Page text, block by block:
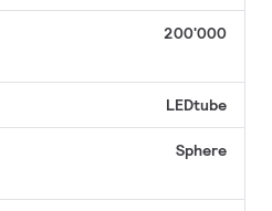
200'000
LEDtube
Sphere